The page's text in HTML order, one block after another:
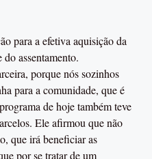
para a efetiva aquisição da
assentamento.
porque nós sozinhos
para a comunidade, que é
de hoje também teve
Ele afirmou que não
que irá beneficiar as
por se tratar de um